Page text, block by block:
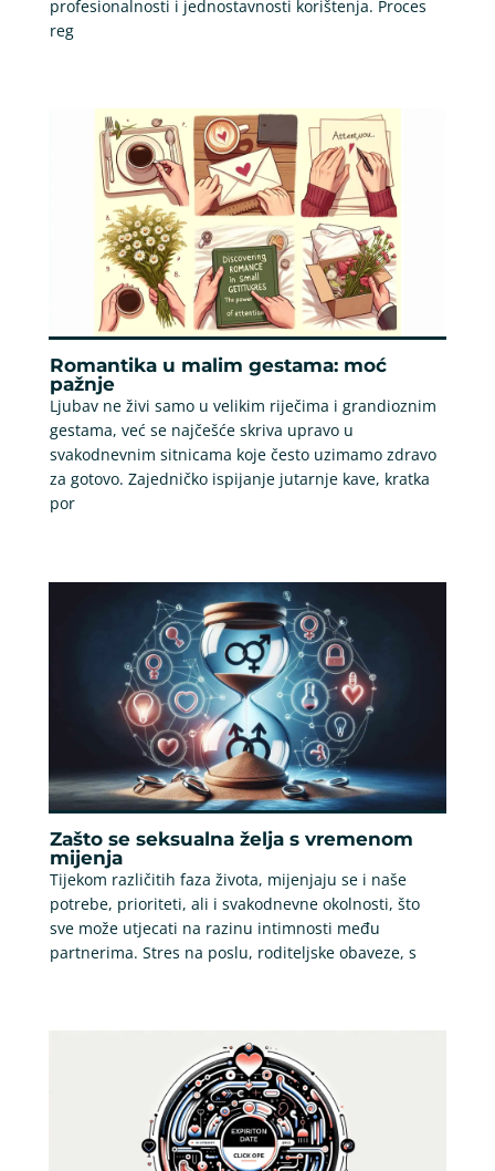
profesionalnosti i jednostavnosti korištenja. Proces
reg
Romantika u malim gestama: moć
pažnje
Ljubav ne živi samo u velikim riječima i grandioznim
gestama, već se najčešće skriva upravo u
svakodnevnim sitnicama koje često uzimamo zdravo
za gotovo. Zajedničko ispijanje jutarnje kave, kratka
por
Zašto se seksualna želja s vremenom
mijenja
Tijekom različitih faza života, mijenjaju se i naše
potrebe, prioriteti, ali i svakodnevne okolnosti, što
sve može utjecati na razinu intimnosti među
partnerima. Stres na poslu, roditeljske obaveze, s